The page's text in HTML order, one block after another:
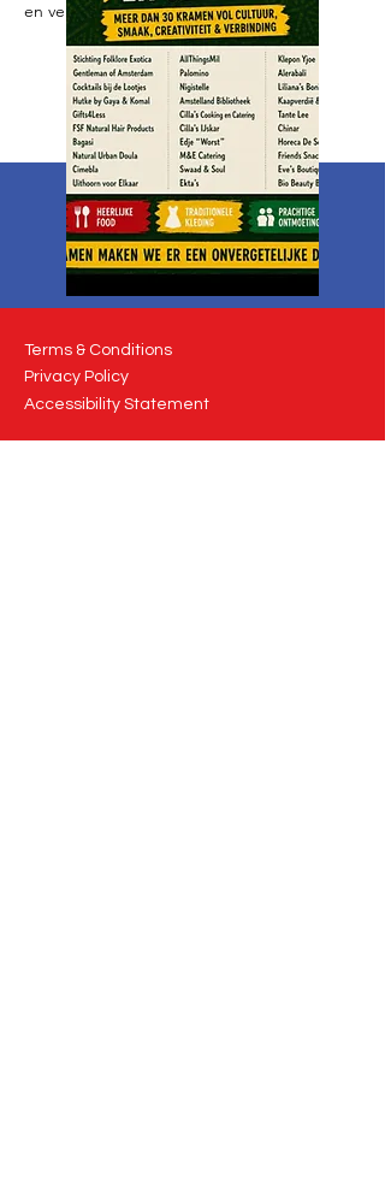
en verbinding.
Terms & Conditions
Privacy Policy
Accessibility Statement